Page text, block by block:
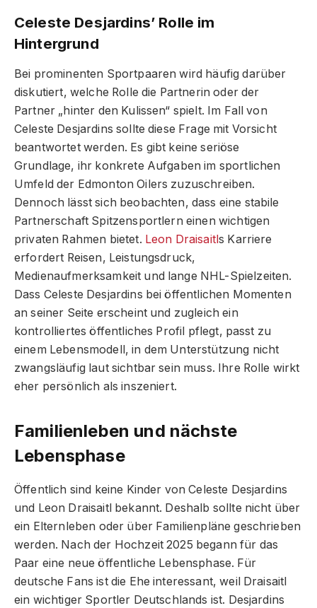
Celeste Desjardins’ Rolle im
Hintergrund
Bei prominenten Sportpaaren wird häufig darüber
diskutiert, welche Rolle die Partnerin oder der
Partner „hinter den Kulissen“ spielt. Im Fall von
Celeste Desjardins sollte diese Frage mit Vorsicht
beantwortet werden. Es gibt keine seriöse
Grundlage, ihr konkrete Aufgaben im sportlichen
Umfeld der Edmonton Oilers zuzuschreiben.
Dennoch lässt sich beobachten, dass eine stabile
Partnerschaft Spitzensportlern einen wichtigen
privaten Rahmen bietet. Leon Draisaitls Karriere
erfordert Reisen, Leistungsdruck,
Medienaufmerksamkeit und lange NHL-Spielzeiten.
Dass Celeste Desjardins bei öffentlichen Momenten
an seiner Seite erscheint und zugleich ein
kontrolliertes öffentliches Profil pflegt, passt zu
einem Lebensmodell, in dem Unterstützung nicht
zwangsläufig laut sichtbar sein muss. Ihre Rolle wirkt
eher persönlich als inszeniert.
Familienleben und nächste
Lebensphase
Öffentlich sind keine Kinder von Celeste Desjardins
und Leon Draisaitl bekannt. Deshalb sollte nicht über
ein Elternleben oder über Familienpläne geschrieben
werden. Nach der Hochzeit 2025 begann für das
Paar eine neue öffentliche Lebensphase. Für
deutsche Fans ist die Ehe interessant, weil Draisaitl
ein wichtiger Sportler Deutschlands ist. Desjardins